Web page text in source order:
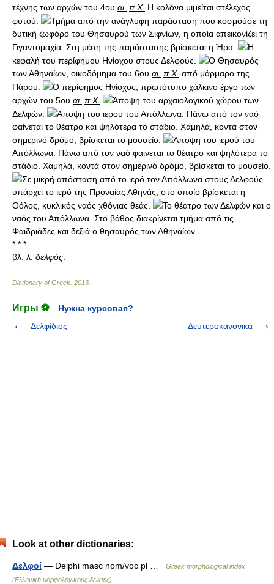
τέχνης των αρχών του 4ου αι. π.Χ. Η κολόνα μιμείται στέλεχος
φυτού.
Τμήμα από την ανάγλυφη παράσταση που κοσμούσε τη
δυτική ζωφόρο του Θησαυρού των Σιφνίων, η οποία απεικονίζει τη
Γιγαντομαχία. Στη μέση της παράστασης βρίσκεται η Ήρα.
Η
κεφαλή του περίφημου Ηνίοχου στους Δελφούς.
Ο Θησαυρός
των Αθηναίων, οικοδόμημα του 6ου αι. π.Χ. από μάρμαρο της
Πάρου.
Ο περίφημος Ηνίοχος, πρωτότυπο χάλκινο έργο των
αρχών του 5ου αι. π.Χ.
Άποψη του αρχαιολογικού χώρου των
Δελφών.
Άποψη του ιερού του Απόλλωνα. Πάνω από τον ναό
φαίνεται το θέατρο και ψηλότερα το στάδιο. Χαμηλά, κοντά στον
σημερινό δρόμο, βρίσκεται το μουσείο.
Άποψη του ιερού του
Απόλλωνα. Πάνω από τον ναό φαίνεται το θέατρο και ψηλότερα το
στάδιο. Χαμηλά, κοντά στον σημερινό δρόμο, βρίσκεται το μουσείο.
Σε μικρή απόσταση από το ιερό τον Απόλλωνα στους Δελφούς
υπάρχει το ιερό της Προναίας Αθηνάς, στο οποίο βρίσκεται η
Θόλος, κυκλικός ναός χθόνιας θεάς.
To θέατρο των Δελφών και ο
ναός του Απόλλωνα. Στο βάθος διακρίνεται τμήμα από τις
Φαιδριάδες και δεξιά ο θησαυρός των Αθηναίων.
* * *
βλ. λ. δελφός
Dictionary of Greek 2013
Игры ⚽
Нужна курсовая?
Δελφίδιος
Δευτεροκανονικά
Look at other dictionaries:
Δελφοί — Delphi masc nom/voc pl …
Greek morphological index
(Ελληνική μορφολογικούς δείκτες)